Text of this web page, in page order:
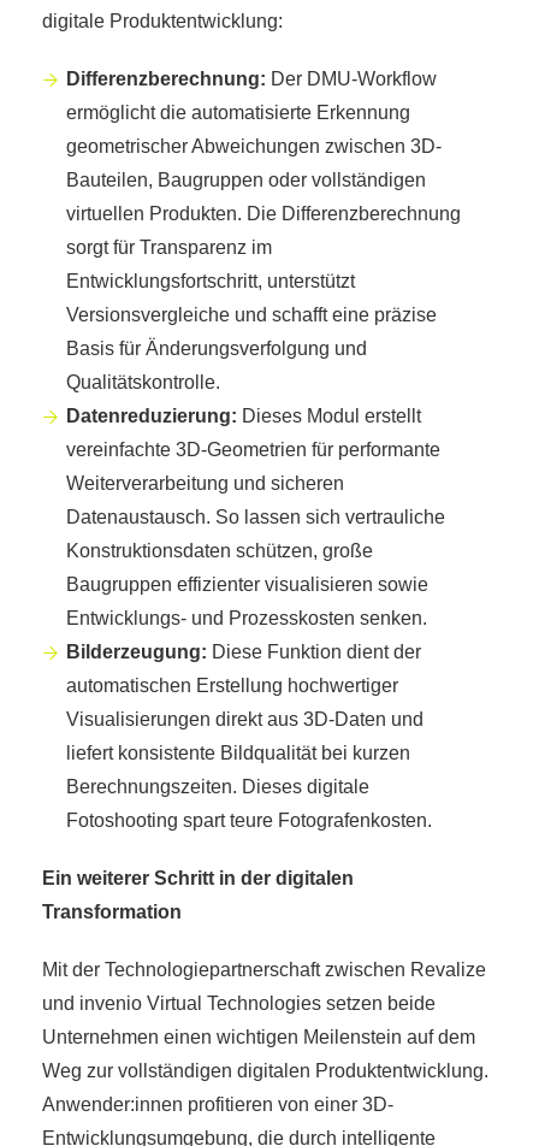
digitale Produktentwicklung:
Differenzberechnung: Der DMU-Workflow
ermöglicht die automatisierte Erkennung
geometrischer Abweichungen zwischen 3D-
Bauteilen, Baugruppen oder vollständigen
virtuellen Produkten. Die Differenzberechnung
sorgt für Transparenz im
Entwicklungsfortschritt, unterstützt
Versionsvergleiche und schafft eine präzise
Basis für Änderungsverfolgung und
Qualitätskontrolle.
Datenreduzierung: Dieses Modul erstellt
vereinfachte 3D-Geometrien für performante
Weiterverarbeitung und sicheren
Datenaustausch. So lassen sich vertrauliche
Konstruktionsdaten schützen, große
Baugruppen effizienter visualisieren sowie
Entwicklungs- und Prozesskosten senken.
Bilderzeugung: Diese Funktion dient der
automatischen Erstellung hochwertiger
Visualisierungen direkt aus 3D-Daten und
liefert konsistente Bildqualität bei kurzen
Berechnungszeiten. Dieses digitale
Fotoshooting spart teure Fotografenkosten.
Ein weiterer Schritt in der digitalen
Transformation
Mit der Technologiepartnerschaft zwischen Revalize
und invenio Virtual Technologies setzen beide
Unternehmen einen wichtigen Meilenstein auf dem
Weg zur vollständigen digitalen Produktentwicklung.
Anwender:innen profitieren von einer 3D-
Entwicklungsumgebung, die durch intelligente